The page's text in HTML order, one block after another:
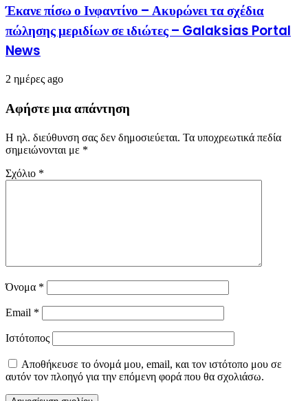
Έκανε πίσω ο Ινφαντίνο – Ακυρώνει τα σχέδια
πώλησης μεριδίων σε ιδιώτες – Galaksias Portal
News
2 ημέρες ago
Αφήστε μια απάντηση
Η ηλ. διεύθυνση σας δεν δημοσιεύεται. Τα υποχρεωτικά πεδία
σημειώνονται με *
Σχόλιο *
Όνομα *
Email *
Ιστότοπος
Αποθήκευσε το όνομά μου, email, και τον ιστότοπο μου σε
αυτόν τον πλοηγό για την επόμενη φορά που θα σχολιάσω.